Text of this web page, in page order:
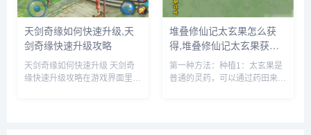
天剑奇缘如何快速升级,天
剑奇缘快速升级攻略
天剑奇缘如何快速升级 天剑奇
缘快速升级攻略在游戏界面里，
堆叠修仙记太玄果怎么获
得,堆叠修仙记太玄果获得
方法
第一种方法：种植1：太玄果是
普通的灵药，可以通过药田来种